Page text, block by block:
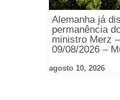
Alemanha já
permanência
ministro Merz –
09/08/2026 –
agosto 10, 2026